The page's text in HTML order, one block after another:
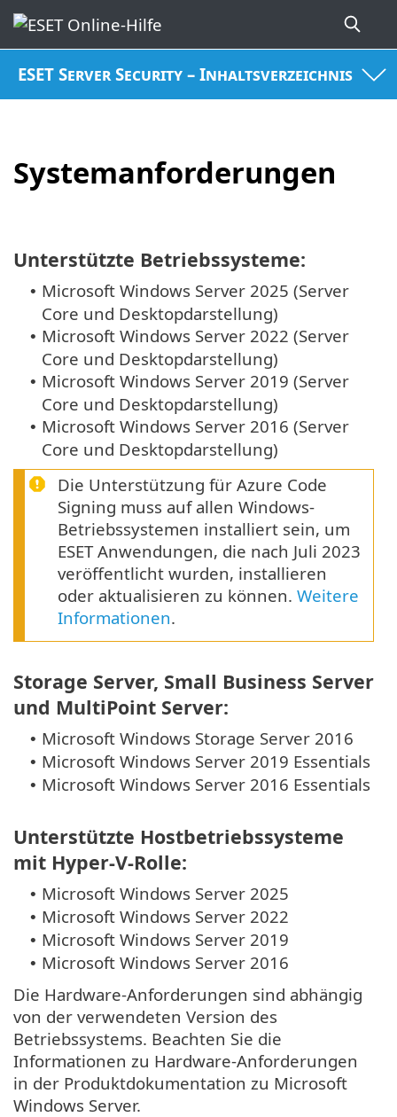
ESET Server Security – Inhaltsverzeichnis
Systemanforderungen
Unterstützte Betriebssysteme:
• Microsoft Windows Server 2025 (Server
Core und Desktopdarstellung)
• Microsoft Windows Server 2022 (Server
Core und Desktopdarstellung)
• Microsoft Windows Server 2019 (Server
Core und Desktopdarstellung)
• Microsoft Windows Server 2016 (Server
Core und Desktopdarstellung)
Die Unterstützung für Azure Code
Signing muss auf allen Windows-
Betriebssystemen installiert sein, um
ESET Anwendungen, die nach Juli 2023
veröffentlicht wurden, installieren
oder aktualisieren zu können. Weitere
Informationen.
Storage Server, Small Business Server
und MultiPoint Server:
• Microsoft Windows Storage Server 2016
• Microsoft Windows Server 2019 Essentials
• Microsoft Windows Server 2016 Essentials
Unterstützte Hostbetriebssysteme
mit Hyper-V-Rolle:
• Microsoft Windows Server 2025
• Microsoft Windows Server 2022
• Microsoft Windows Server 2019
• Microsoft Windows Server 2016
Die Hardware-Anforderungen sind abhängig
von der verwendeten Version des
Betriebssystems. Beachten Sie die
Informationen zu Hardware-Anforderungen
in der Produktdokumentation zu Microsoft
Windows Server.